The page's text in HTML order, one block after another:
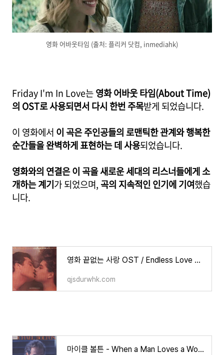
영화 어바웃타임 (출처: 플리커 닷컴, inmediahk)
Friday I'm In Love는영화 어바웃 타임(About Time)
의 OST로 사용되면서 다시 한번 주목받게 되었습니다.
이 영화에서 이 곡은 주인공들의 로맨틱한 관계와 행복한
순간들을 완벽하게 표현하는 데 사용되었습니다.
영화와의 연결은 이 곡을 새로운 세대의 리스너들에게 소
개하는 계기가 되었으며, 곡의 지속적인 인기에 기여했습
니다.
영화 끝없는 사랑 OST / Endless Love 한글 가사/해석/뜻
qjsdurwhk.com
마이클 볼튼 - When a Man Loves a Woman 한글 가사/해석/뜻/의미